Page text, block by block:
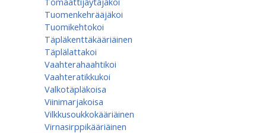
Tuomenkehrääjäkoi
Tuomikehtokoi
Täpläkenttäkääriäinen
Täplälattakoi
Vaahterahaahtikoi
Vaahteratikkukoi
Valkotäpläkoisa
Viinimarjakoisa
Vilkkusoukkokääriäinen
Virnasirppikääriäinen